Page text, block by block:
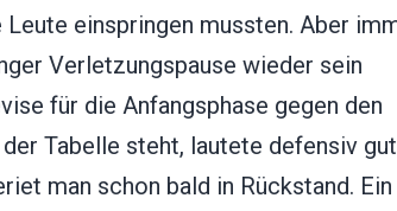
einspringen mussten. Aber
Verletzungspause wieder sein
für die Anfangsphase gegen den
Tabelle steht, lautete defensiv
man schon bald in Rückstand. Ein